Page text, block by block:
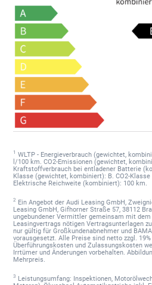
1 WLTP - Energieverbrauch (gewichtet,
l/100 km. CO2-Emissionen (gewichtet,
Kraftstoffverbrauch bei entladener Batterie
Klasse (gewichtet, kombiniert): B. CO2-
Elektrische Reichweite (kombiniert): 100 km.
2 Ein Angebot der Audi Leasing GmbH,
Leasing GmbH, Gifhorner Straße 57, 38112
ungebundener Vermittler gemeinsam mit
Leasingvertrags nötigen Vertragsunterlagen
nur gültig für Großkundenabnehmer und
vorausgesetzt. Alle Preise sind netto zzgl.
Überführungskosten und Zulassungskosten
Irrtümer und Änderungen vorbehalten.
Mehrpreis.
3 Leistungsumfang: Inspektionen,